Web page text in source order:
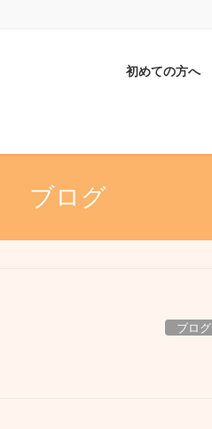
初めての方へ
ブログ
ブログ